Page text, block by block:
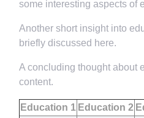
some interesting aspects of
Another short insight into
briefly discussed here.
A concluding thought about
content.
Education 1 Education 2